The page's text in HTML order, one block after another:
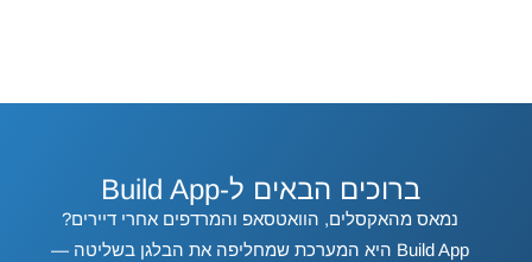
ברוכים הבאים ל-Build App
נמאס מהאקסלים, הוואטסאפ והמרדפים אחרי דיירים?
Build App היא המערכת שמחליפה את הבלגן בשליטה —